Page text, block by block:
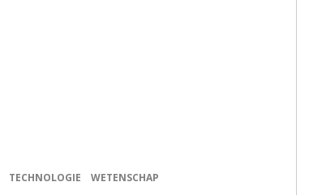
TECHNOLOGIE WETENSCHAP